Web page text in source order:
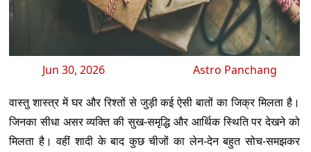
Jun 30, 2026 Astro Panchang
वास्तु शास्त्र में घर और रिश्तों से जुड़ी कई ऐसी बातों का जिक्र मिलता है।
जिनका सीधा असर व्यक्ति की सुख-समृद्धि और आर्थिक स्थिति पर देखने को
मिलता है। वहीं शादी के बाद कुछ चीजों का लेन-देन बहुत सोच-समझकर